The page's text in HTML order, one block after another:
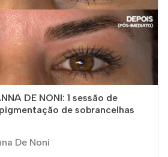
DE NONI: 1 sessão de
de sobrancelhas
De Noni